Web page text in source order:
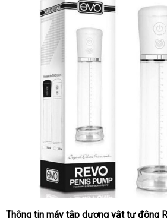
Thông tin máy tập dương vật tự động